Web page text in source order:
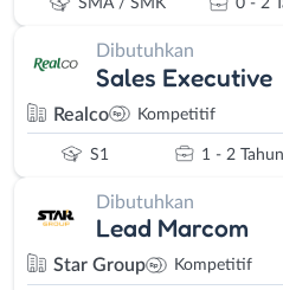
SMA / SMK 0 - 2
Dibutuhkan
Sales Executive
Realco Kompetitif
S1 1 - 2 Tahun
Dibutuhkan
Lead Marcom
Star Group Kompetitif